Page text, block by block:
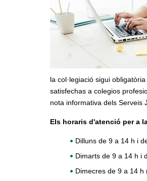
la col·legiació sigui
satisfechas a colegios
nota informativa dels Serveis
Els horaris d'atenció per a
Dilluns de 9 a 14 h i
Dimarts de 9 a 14 h i
Dimecres de 9 a 14 h